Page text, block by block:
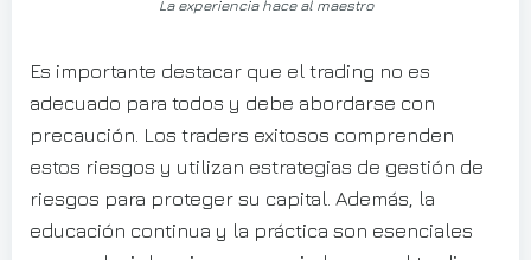
La experiencia hace al maestro
Es importante destacar que el trading no es
adecuado para todos y debe abordarse con
precaución. Los traders exitosos comprenden
estos riesgos y utilizan estrategias de gestión de
riesgos para proteger su capital. Además, la
educación continua y la práctica son esenciales